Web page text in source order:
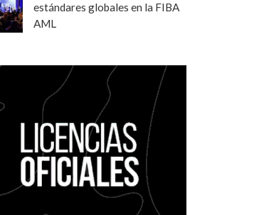
estándares globales en la FIBA
AML